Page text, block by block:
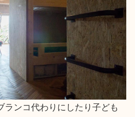
ランコ代わりにしたり子ども